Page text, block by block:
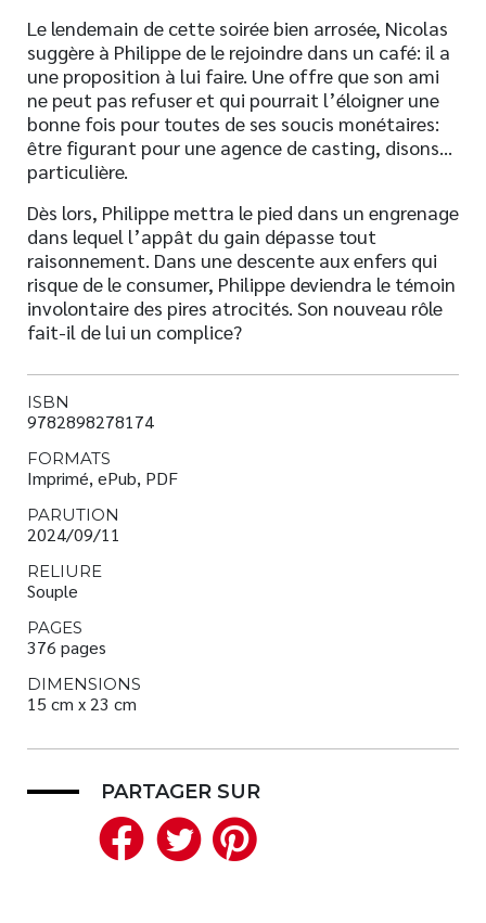
Le lendemain de cette soirée bien arrosée, Nicolas
suggère à Philippe de le rejoindre dans un café: il a
une proposition à lui faire. Une offre que son ami
ne peut pas refuser et qui pourrait l’éloigner une
bonne fois pour toutes de ses soucis monétaires:
être figurant pour une agence de casting, disons…
particulière.
Dès lors, Philippe mettra le pied dans un engrenage
dans lequel l’appât du gain dépasse tout
raisonnement. Dans une descente aux enfers qui
risque de le consumer, Philippe deviendra le témoin
involontaire des pires atrocités. Son nouveau rôle
fait-il de lui un complice?
ISBN
9782898278174
FORMATS
Imprimé, ePub, PDF
PARUTION
2024/09/11
RELIURE
Souple
PAGES
376 pages
DIMENSIONS
15 cm x 23 cm
PARTAGER SUR
Facebook
Twitter